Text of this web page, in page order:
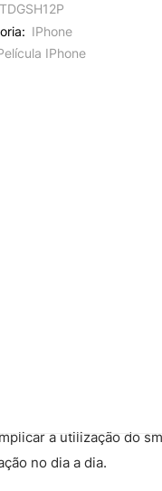
TDGSH12P
IPhone
IPhone
a utilização do
no dia a dia.